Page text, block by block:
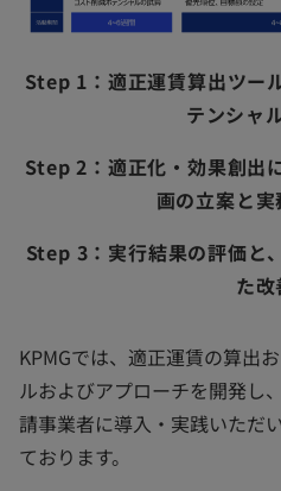
Step 1：適正運賃算出ツー
テンシャ
Step 2：適正化・効果創出
画の立案と
Step 3：実行結果の評価と
た改
KPMGでは、適正運賃の算出
ルおよびアプローチを開発し
請事業者に導入・実践いただ
ております。